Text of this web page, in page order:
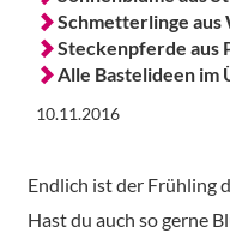
Schmetterlinge aus
Steckenpferde aus
Alle Bastelideen im
10.11.2016
Endlich ist der Frühling
Hast du auch so gerne